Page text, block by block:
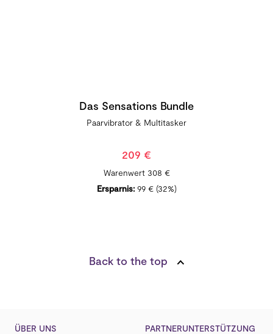
Das Sensations Bundle
Paarvibrator & Multitasker
209 €
Warenwert 308 €
Ersparnis: 99 € (32%)
Back to the top
ÜBER UNS
PARTNERUNTERSTÜTZUNG